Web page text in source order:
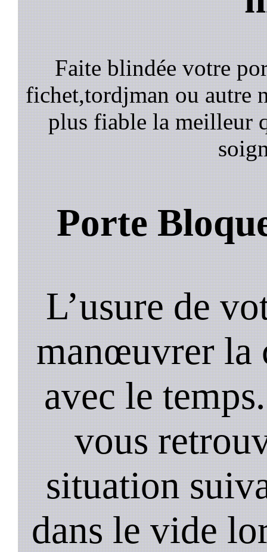
Faite blindée votre
fichet,tordjman ou autre
plus fiable la meilleur
Porte
L’usure de
manœuvrer la
avec le
vous
situation
dans le vide